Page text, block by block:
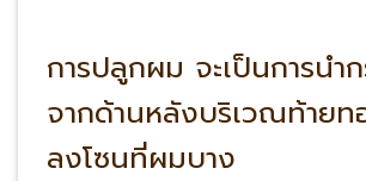
การปลูกผม จะเป็นการนำ
จากด้านหลังบริเวณท้าย
ลงโซนที่ผมบาง